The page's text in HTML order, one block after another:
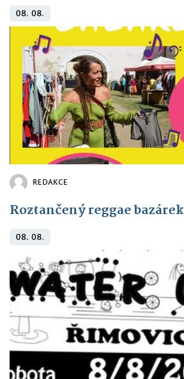
08. 08.
REDAKCE
Roztančený reggae bazárek
08. 08.